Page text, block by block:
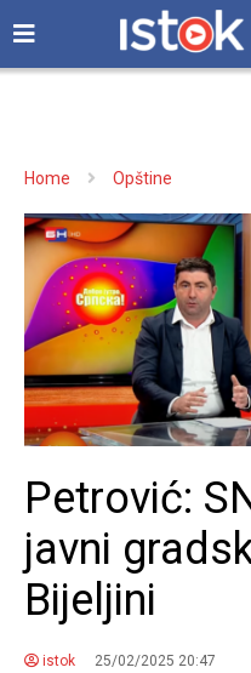
Home Opštine
Petrović:
javni
Bijeljini
istok 25/02/2025 20:47